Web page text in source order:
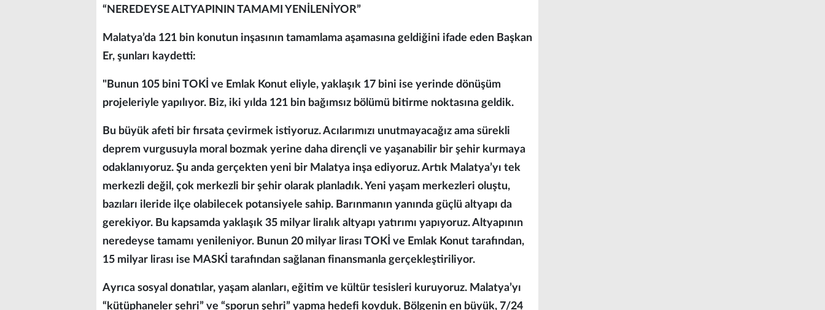
“NEREDEYSE ALTYAPININ TAMAMI YENİLENİYOR”
Malatya’da 121 bin konutun inşasının tamamlama aşamasına geldiğini ifade eden Başkan
Er, şunları kaydetti:
"Bunun 105 bini TOKİ ve Emlak Konut eliyle, yaklaşık 17 bini ise yerinde dönüşüm
projeleriyle yapılıyor. Biz, iki yılda 121 bin bağımsız bölümü bitirme noktasına geldik.
Bu büyük afeti bir fırsata çevirmek istiyoruz. Acılarımızı unutmayacağız ama sürekli
deprem vurgusuyla moral bozmak yerine daha dirençli ve yaşanabilir bir şehir kurmaya
odaklanıyoruz. Şu anda gerçekten yeni bir Malatya inşa ediyoruz. Artık Malatya’yı tek
merkezli değil, çok merkezli bir şehir olarak planladık. Yeni yaşam merkezleri oluştu,
bazıları ileride ilçe olabilecek potansiyele sahip. Barınmanın yanında güçlü altyapı da
gerekiyor. Bu kapsamda yaklaşık 35 milyar liralık altyapı yatırımı yapıyoruz. Altyapının
neredeyse tamamı yenileniyor. Bunun 20 milyar lirası TOKİ ve Emlak Konut tarafından,
15 milyar lirası ise MASKİ tarafından sağlanan finansmanla gerçekleştiriliyor.
Ayrıca sosyal donatılar, yaşam alanları, eğitim ve kültür tesisleri kuruyoruz. Malatya’yı
“kütüphaneler şehri” ve “sporun şehri” yapma hedefi koyduk. Bölgenin en büyük, 7/24